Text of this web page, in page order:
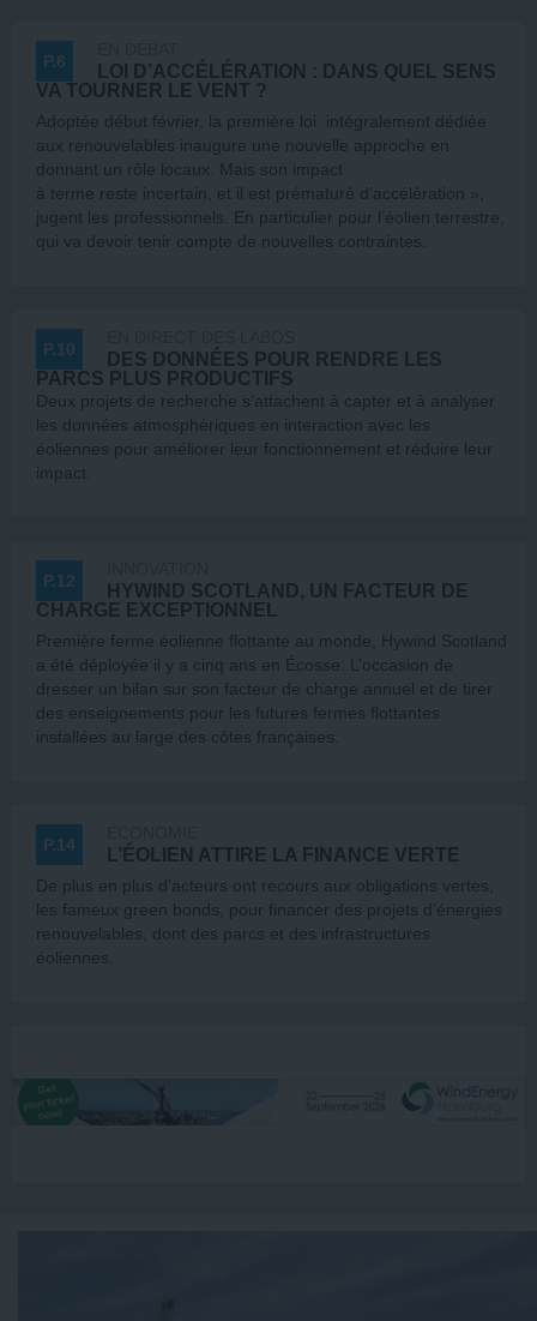
P.6
LOI D’ACCÉLÉRATION : DANS QUEL SENS
VA TOURNER LE VENT ?
Adoptée début février, la première loi intégralement dédiée
aux renouvelables inaugure une nouvelle approche en
donnant un rôle locaux. Mais son impact
à terme reste incertain, et il est prématuré d’accélération »,
jugent les professionnels. En particulier pour l’éolien terrestre,
qui va devoir tenir compte de nouvelles contraintes.
P.10
DES DONNÉES POUR RENDRE LES
PARCS PLUS PRODUCTIFS
Deux projets de recherche s’attachent à capter et à analyser
les données atmosphériques en interaction avec les
éoliennes pour améliorer leur fonctionnement et réduire leur
impact.
P.12
HYWIND SCOTLAND, UN FACTEUR DE
CHARGE EXCEPTIONNEL
Première ferme éolienne flottante au monde, Hywind Scotland
a été déployée il y a cinq ans en Écosse. L’occasion de
dresser un bilan sur son facteur de charge annuel et de tirer
des enseignements pour les futures fermes flottantes
installées au large des côtes françaises.
P.14 L’ÉOLIEN ATTIRE LA FINANCE VERTE
De plus en plus d’acteurs ont recours aux obligations vertes,
les fameux green bonds, pour financer des projets d’énergies
renouvelables, dont des parcs et des infrastructures
éoliennes.